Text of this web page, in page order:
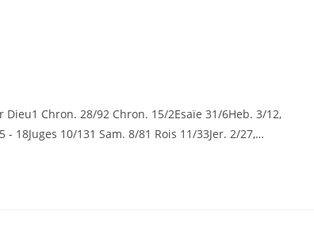
Chron. 28/92 Chron. 15/2Esaïe 31/6Heb. 3/12,
18Juges 10/131 Sam. 8/81 Rois 11/33Jer. 2/27,…